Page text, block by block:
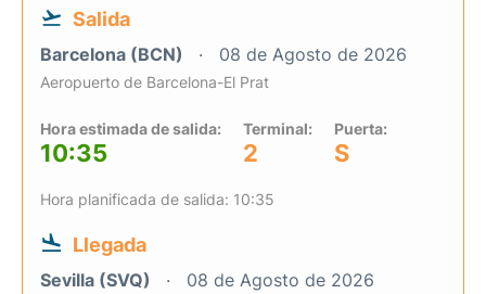
Salida
Barcelona (BCN) 08 de Agosto de 2026
Aeropuerto de Barcelona-El Prat
Hora estimada de salida:
10:35
Terminal:
2
Puerta:
S
Hora planificada de salida: 10:35
Llegada
Sevilla (SVQ) 08 de Agosto de 2026